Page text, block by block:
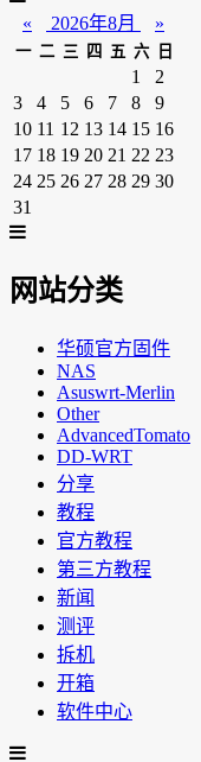
« 2026年8月 »
一 二 三 四 五 六 日
1
2
3
4 5 6 7 8
9
10 11 12 13 14 15 16
17 18 19 20 21 22 23
24 25 26 27 28 29 30
31
网站分类
华硕官方固件
NAS
Asuswrt-Merlin
Other
AdvancedTomato
DD-WRT
分享
教程
官方教程
第三方教程
新闻
测评
拆机
开箱
软件中心